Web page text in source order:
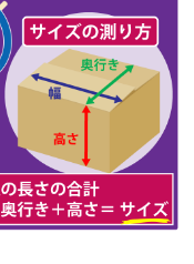
日(水)
日(金)
日(火)
日(金)
日(水)